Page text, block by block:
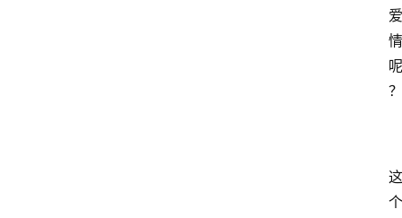
爱
情
呢
？
这
个